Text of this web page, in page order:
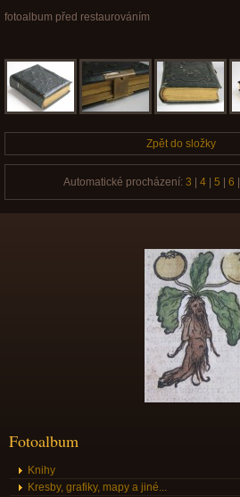
fotoalbum před restaurováním
Zpět do složky
Automatické procházení: 3 4| 5 6
Fotoalbum
Knihy
Kresby, grafiky, mapy a jiné...